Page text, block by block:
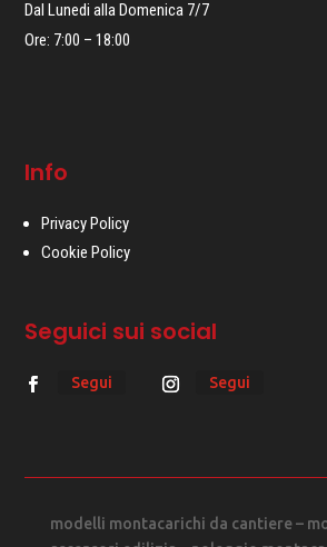
Dal Lunedi alla Domenica 7/7
Ore: 7:00 – 18:00
Info
Privacy Policy
Cookie Policy
Seguici sui social
Segui Segui
modelli montacarichi da cantiere –